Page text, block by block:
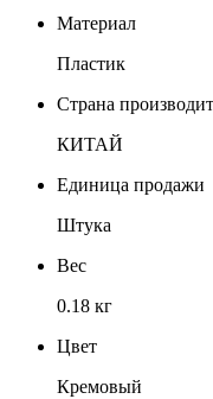
Материал
Пластик
Страна
КИТАЙ
Единица продажи
Штука
Вес
0.18 кг
Цвет
Кремовый